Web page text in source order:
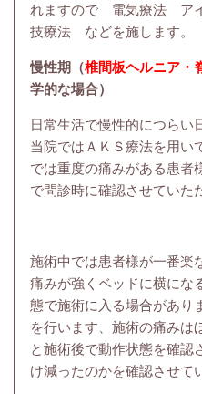
れますので 電気療法 ア
技療法 などを施します。
慢性期（椎間板ヘルニア・
学的な場合）
日常生活で慢性的につら
当院ではＡＫＳ療法を用い
では重度の痛みがある患者
で問診時に確認させていた
施術中では患者様が一番楽
痛みが強くベッドに横にな
態で施術に入る場合があり
を行います、施術の痛みは
と施術後で動作状態を確認
け減ったのかを確認させて